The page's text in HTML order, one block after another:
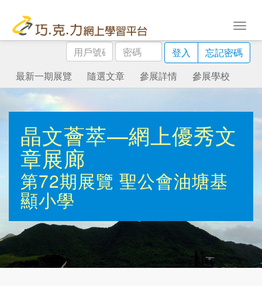
用
戶
號
碼
密
碼
登入
忘記密碼
最新一期展覽
隨選文章 參展詳情 參展學校
晶文薈萃—網上優秀文
章展廊
第72期展覽 聖公會油塘基
顯小學